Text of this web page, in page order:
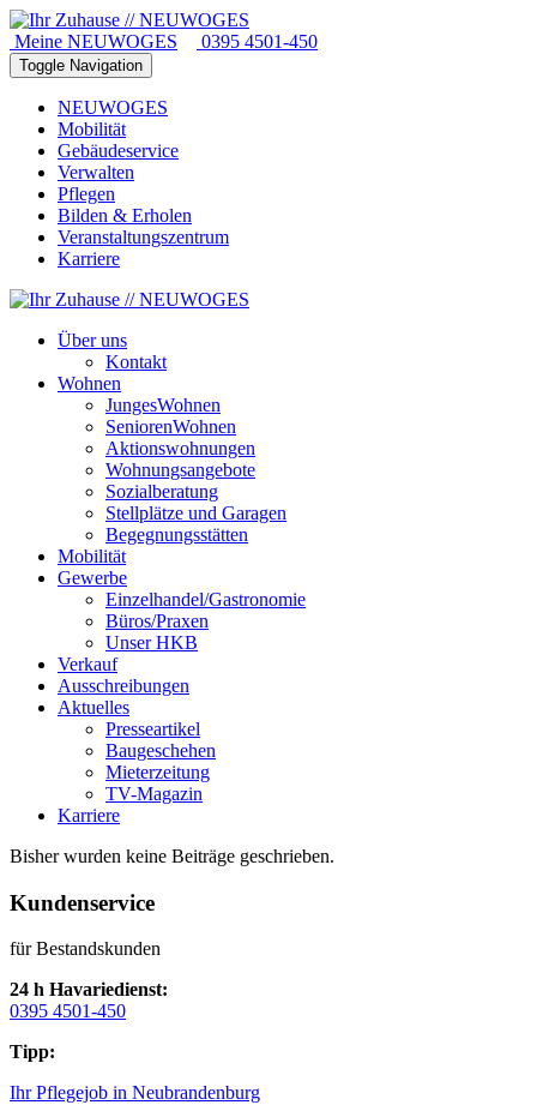
Meine NEUWOGES 0395 4501-450
Toggle Navigation
NEUWOGES
Mobilität
Gebäudeservice
Verwalten
Pflegen
Bilden & Erholen
Veranstaltungszentrum
Karriere
Über uns
Kontakt
Wohnen
JungesWohnen
SeniorenWohnen
Aktionswohnungen
Wohnungsangebote
Sozialberatung
Stellplätze und Garagen
Begegnungsstätten
Mobilität
Gewerbe
Einzelhandel/Gastronomie
Büros/Praxen
Unser HKB
Verkauf
Ausschreibungen
Aktuelles
Presseartikel
Baugeschehen
Mieterzeitung
TV-Magazin
Karriere
Bisher wurden keine Beiträge geschrieben.
Kundenservice
für Bestandskunden
24 h Havariedienst:
0395 4501-450
Tipp:
Ihr Pflegejob in Neubrandenburg